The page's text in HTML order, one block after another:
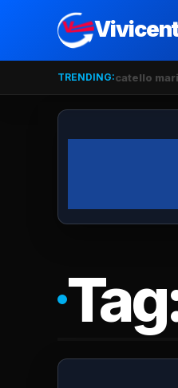
TRENDING:catello mari